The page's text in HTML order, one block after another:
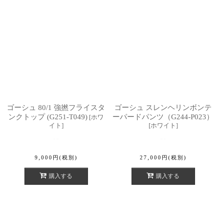
ゴーシュ 80/1 強撚フライスタ
ンクトップ (G251-T049) [ホワ
イト ]
9,000 円 (税別)
購入する
ゴーシュ スレンヘリンボンテ
ーパードパンツ（G244-P023）
[ホワイト ]
27,000 円 (税別)
購入する